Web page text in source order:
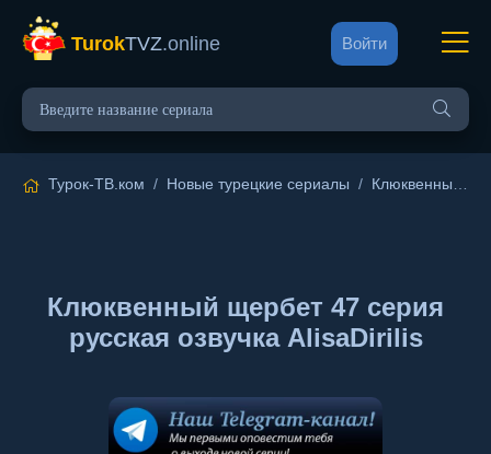
TurokTVZ.online Войти
Турок-ТВ.ком / Новые турецкие сериалы / Клюквенный щербет
Клюквенный щербет 47 серия
русская озвучка AlisaDirilis